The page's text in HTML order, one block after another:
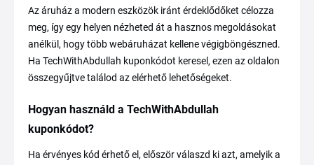
Az áruház a modern eszközök iránt érdeklődőket célozza
meg, így egy helyen nézheted át a hasznos megoldásokat
anélkül, hogy több webáruházat kellene végigböngészned.
Ha TechWithAbdullah kuponkódot keresel, ezen az oldalon
összegyűjtve találod az elérhető lehetőségeket.
Hogyan használd a TechWithAbdullah
kuponkódot?
Ha érvényes kód érhető el, először válaszd ki azt, amelyik a